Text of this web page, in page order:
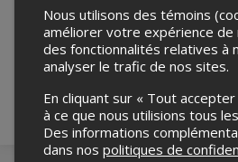
Merci de confirmer que
robot ci-
Nous utilisons des témoins
améliorer votre expérience de
des fonctionnalités relatives à
analyser le trafic de nos sites.
En cliquant sur « Tout
à ce que nous utilisions tous
Des informations
dans nos politiques de